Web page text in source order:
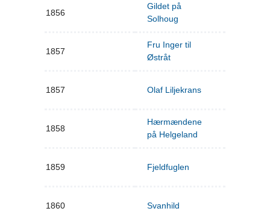
1856
Gildet på
Solhoug
1857
Fru Inger til
Østråt
1857 Olaf Liljekrans
1858
Hærmændene
på Helgeland
1859 Fjeldfuglen
1860 Svanhild